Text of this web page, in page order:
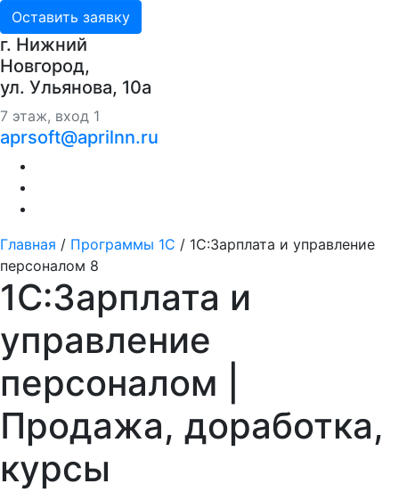
Оставить заявку
г. Нижний
Новгород,
ул. Ульянова, 10a
7 этаж, вход 1
aprsoft@aprilnn.ru
Главная / Программы 1С / 1С:Зарплата и управление
персоналом 8
1С:Зарплата и
управление
персоналом |
Продажа, доработка,
курсы